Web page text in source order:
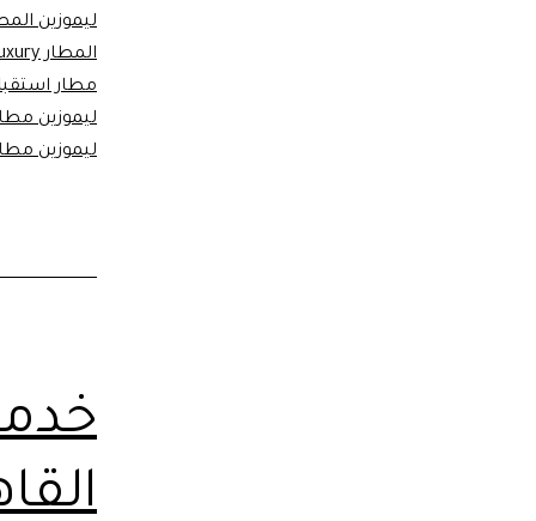
ليموزين
المطار Luxury
مطار
ليموزين مطار
ليموزين